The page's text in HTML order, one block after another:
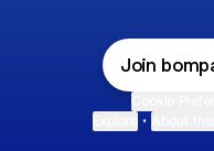
Join
•